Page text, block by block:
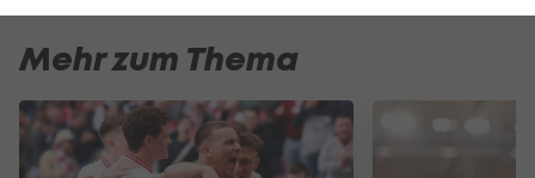
Mehr zum Thema